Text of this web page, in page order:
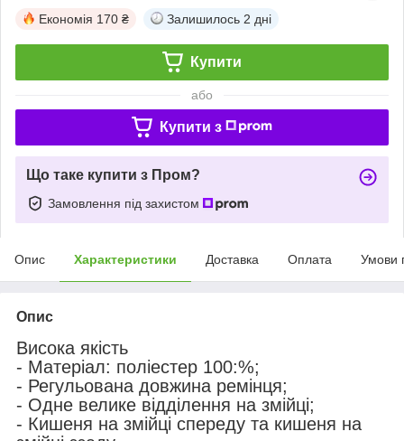
Економія 170 ₴ Залишилось 2 дні
Купити
або
Купити з
Що таке купити з Пром?
Замовлення під захистом
Опис Характеристики Доставка Оплата Умови
Опис
Висока якість
- Матеріал: поліестер 100:%;
- Регульована довжина ремінця;
- Одне велике відділення на змійці;
- Кишеня на змійці спереду та кишеня на